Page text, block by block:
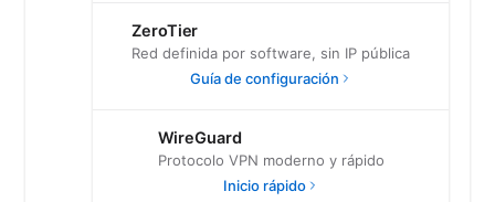
ZeroTier
Red definida por software, sin IP pública
Guía de configuración
WireGuard
Protocolo VPN moderno y rápido
Inicio rápido